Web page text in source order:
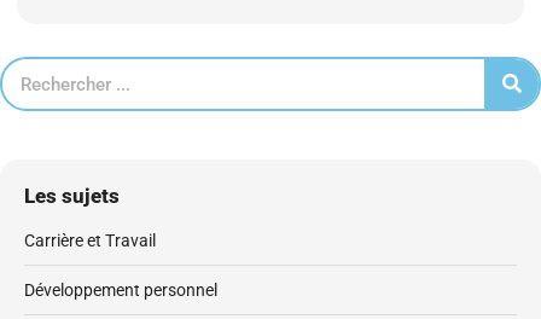
Les sujets
Carrière et Travail
Développement personnel